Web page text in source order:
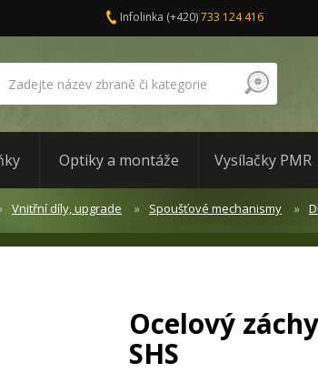
Infolinka (+420)733 124 416
Optiky a montáže Vysílačky PMR
Vnitřní díly, upgrade Spoušťové mechanismy
Ocelový
SHS